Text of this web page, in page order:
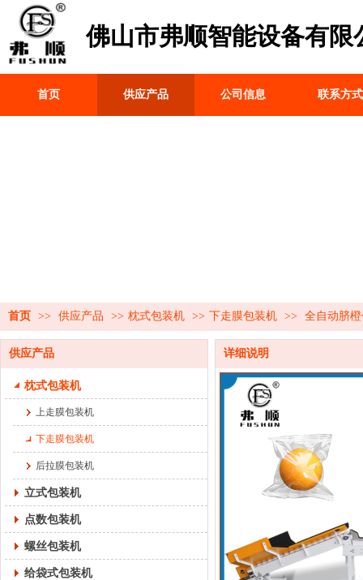
佛山市弗顺智能设备有限
首页 供应产品 公司信息 联系方式
首页 >> 供应产品 >> 枕式包装机 >> 下走膜包装机 >> 全自动脐
供应产品
枕式包装机
上走膜包装机
下走膜包装机
后拉膜包装机
立式包装机
点数包装机
螺丝包装机
给袋式包装机
详细说明